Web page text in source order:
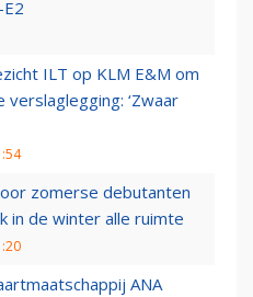
ILT op KLM E&M om
‘Zwaar
zomerse debutanten
in de winter alle ruimte
ANA